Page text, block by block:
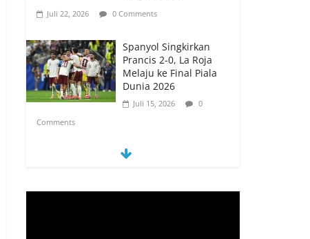
Juli 22, 2026 0 Comments
Spanyol Singkirkan
Prancis 2-0, La Roja
Melaju ke Final Piala
Dunia 2026
Juli 15, 2026
0
Comments
Spanyol vs Prancis,
Piala Dunia 2026